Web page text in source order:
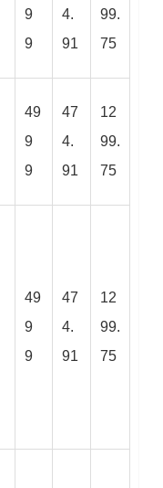
9
9
4.
91
99.
75
49
9
9
47
4.
91
12
99.
75
49
9
9
47
4.
91
12
99.
75